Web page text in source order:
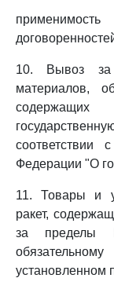
применимость
10. Вывоз за
материалов,
соответствии
Федерации "О
11. Товары и
ракет,
за пределы
установленном